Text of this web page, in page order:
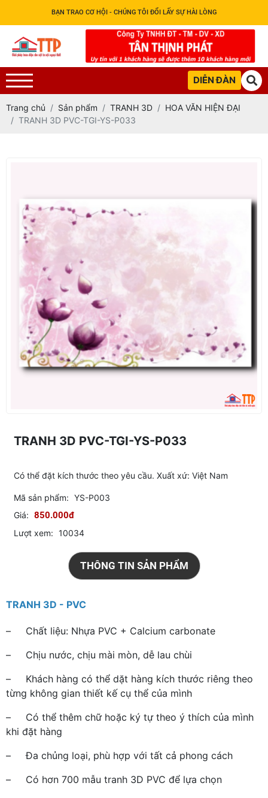
BẠN TRAO CƠ HỘI - CHÚNG TÔI ĐỔI LẤY SỰ HÀI LÒNG
DIỄN ĐÀN
Trang chủ Sản phẩm TRANH 3D
HOA VĂN HIỆN ĐẠI
TRANH 3D PVC-TGI-YS-P033
TRANH 3D PVC-TGI-YS-P033
Có thể đặt kích thước theo yêu cầu. Xuất xứ: Việt Nam
Mã sản phẩm: YS-P003
Giá: 850.000đ
Lượt xem: 10034
THÔNG TIN SẢN PHẨM
TRANH 3D - PVC
– Chất liệu: Nhựa PVC + Calcium carbonate
– Chịu nước, chịu mài mòn, dễ lau chùi
– Khách hàng có thể dặt hàng kích thước riêng theo
từng không gian thiết kế cụ thể của mình
– Có thể thêm chữ hoặc ký tự theo ý thích của mình
khi đặt hàng
– Đa chủng loại, phù hợp với tất cả phong cách
– Có hơn 700 mẫu tranh 3D PVC để lựa chọn